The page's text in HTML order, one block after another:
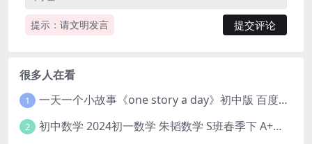
提示：请文明发言
很多人在看
1 一天一个小故事《one story a day》初中版 百度网盘分享下载
2 初中数学 2024初一数学 朱韬数学 S班春季下 A+班春季下 百度云网盘